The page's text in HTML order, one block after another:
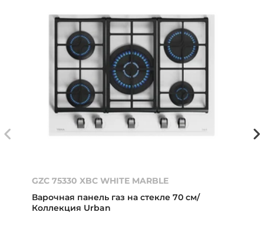
GZC 75330 XBC WHITE MARBLE
Варочная панель газ на стекле 70 см/
Коллекция Urban